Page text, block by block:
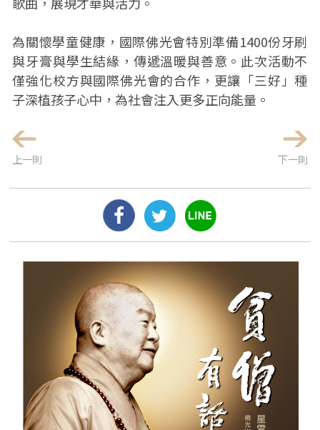
為關懷學童健康，國際佛光會特別準備1400份牙刷
與牙膏與學生結緣，傳遞溫暖與善意。此次活動不
僅強化校方與國際佛光會的合作，更讓「三好」種
子深植孩子心中，為社會注入更多正向能量。
上一則 下一則